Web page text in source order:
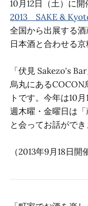
10月12日（土）に
2013 SAKE &
全国から出展する酒
日本酒と合わせる京
「伏見 Sakezo's
烏丸にあるCOCON
トです。今年は10
週木曜・金曜日は
と会ってお話がで
（2013年9月18日開